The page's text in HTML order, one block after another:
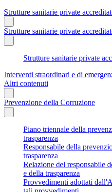
Strutture sanitarie private
Strutture sanitarie private
Strutture sanitarie private
Interventi straordinari e di
Altri contenuti
Prevenzione della Corruzione
Piano triennale della
trasparenza
Responsabile della
trasparenza
Relazione del responsabile
e della trasparenza
Provvedimenti adottati